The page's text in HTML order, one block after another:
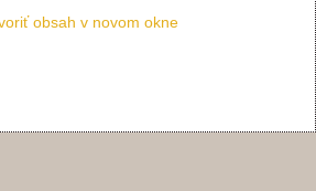
obsah v novom okne